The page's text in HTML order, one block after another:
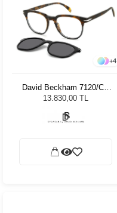
+4
David Beckham 7120/CS
AB851 Unisex Güneş
13.830,00 TL